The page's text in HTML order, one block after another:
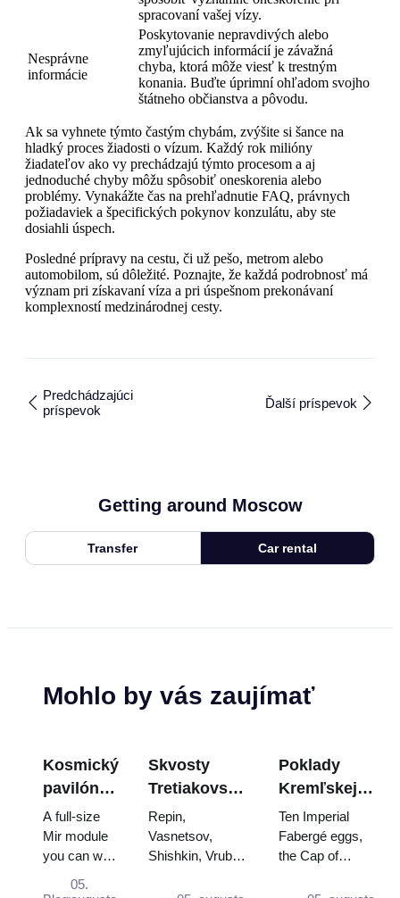
spracovaní vašej vízy.
Nesprávne
informácie
Poskytovanie nepravdivých alebo
zmyľujúcich informácií je závažná
chyba, ktorá môže viesť k trestným
konania. Buďte úprimní ohľadom svojho
štátneho občianstva a pôvodu.
Ak sa vyhnete týmto častým chybám, zvýšite si šance na
hladký proces žiadosti o vízum. Každý rok milióny
žiadateľov ako vy prechádzajú týmto procesom a aj
jednoduché chyby môžu spôsobiť oneskorenia alebo
problémy. Vynakážte čas na prehľadnutie FAQ, právnych
požiadaviek a špecifických pokynov konzulátu, aby ste
dosiahli úspech.
Posledné prípravy na cestu, či už pešo, metrom alebo
automobilom, sú dôležité. Poznajte, že každá podrobnosť má
význam pri získavaní víza a pri úspešnom prekonávaní
komplexností medzinárodnej cesty.
Predchádzajúci
príspevok
Ďalší príspevok
Getting around Moscow
Transfer Car rental
Mohlo by vás zaujímať
Kosmický
pavilón
na
VDNKh:
Najväčšia
vesmírna
A full-size
Mir module
you can walk
Energia–
05.
Skvosty
Tretiakovskej
galérie:
Obrazy, ktoré
stoja za
Repin,
Vasnetsov,
Shishkin, Vrubel,
Surikov — the
Poklady
Kremľskej
zbrojnice:
Fabergého
vajcia, tróny
Ten Imperial
Fabergé eggs,
the Cap of
double throne of